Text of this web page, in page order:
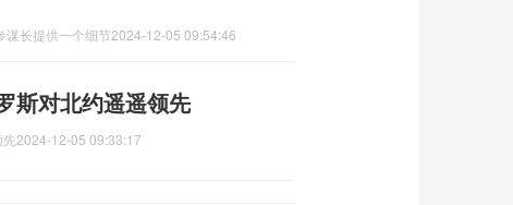
谋长提供一个细节2024-12-05 09:54:46
斯对北约遥遥领先
2024-12-05 09:33:17